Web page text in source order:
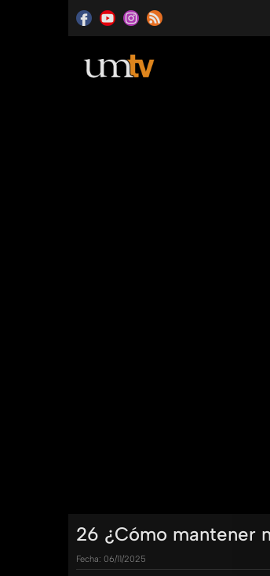
26 ¿Cómo mantener
Fecha: 06/11/2025